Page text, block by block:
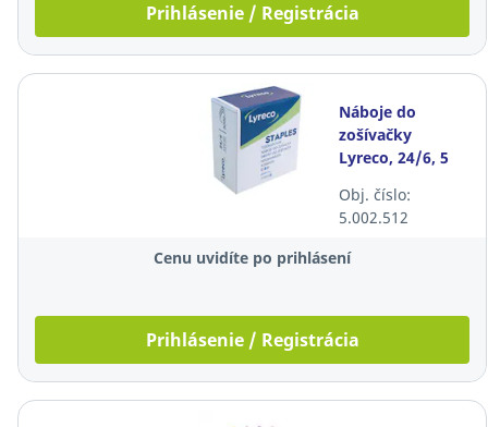
Prihlásenie / Registrácia
Náboje do
zošívačky
Lyreco, 24/6, 5
Obj. číslo:
5.002.512
Cenu uvidíte po prihlásení
Prihlásenie / Registrácia